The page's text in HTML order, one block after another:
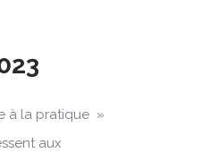
à la pratique »
aux